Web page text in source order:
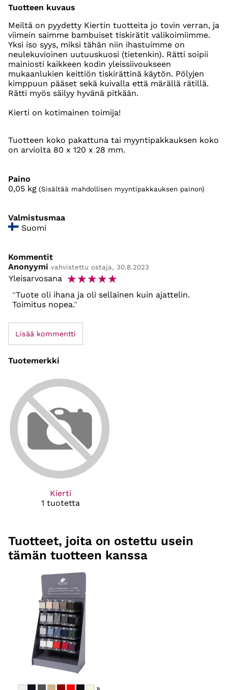
Tuotteen kuvaus
Meiltä on pyydetty Kiertin tuotteita jo tovin verran, ja
viimein saimme bambuiset tiskirätit valikoimiimme.
Yksi iso syys, miksi tähän niin ihastuimme on
neulekuvioinen uutuuskuosi (tietenkin). Rätti soipii
mainiosti kaikkeen kodin yleissiivoukseen
mukaanlukien keittiön tiskirättinä käytön. Pölyjen
kimppuun pääset sekä kuivalla että märällä rätillä.
Rätti myös säilyy hyvänä pitkään.
Kierti on kotimainen toimija!
Tuotteen koko pakattuna tai myyntipakkauksen koko
on arviolta 80 x 120 x 28 mm.
Paino
0,05 kg (Sisältää mahdollisen myyntipakkauksen painon)
Valmistusmaa
Suomi
Kommentit
Anonyymi vahvistettu ostaja, 30.8.2023
Yleisarvosana ☆☆☆☆☆
Tuote oli ihana ja oli sellainen kuin ajattelin.
Toimitus nopea.
Lisää kommentti
Tuotemerkki
Kierti
1 tuotetta
Tuotteet, joita on ostettu usein
tämän tuotteen kanssa